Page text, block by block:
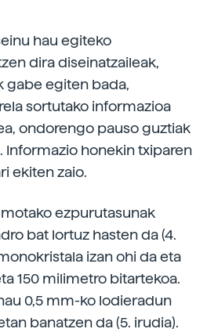
hau egiteko
dira diseinatzaileak,
gabe egiten bada,
sortutako informazioa
ondorengo pauso guztiak
Informazio honekin txiparen
ekiten zaio.
motako ezpurutasunak
bat lortuz hasten da (4.
izan ohi da eta
150 milimetro bitartekoa.
0,5 mm-ko lodieradun
banatzen da (5. irudia).